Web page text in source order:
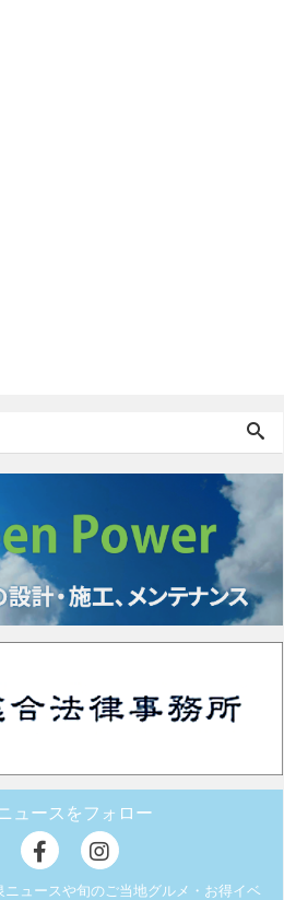
ュースをフォロー
ュースや旬のご当地グルメ・お得イベ